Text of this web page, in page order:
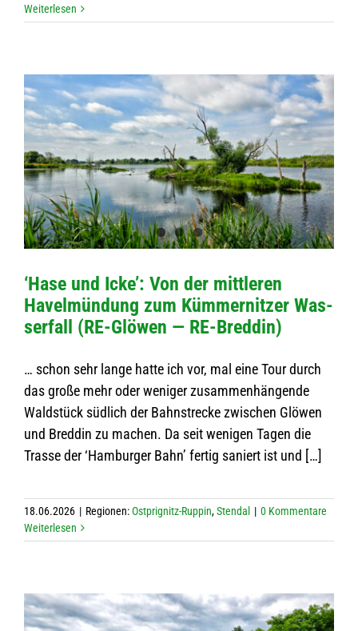
Wei­ter­le­sen
‘Hase und Icke’: Von der mitt­le­ren
Havel­mün­dung zum Küm­mer­nit­zer Was­
ser­fall (RE-Glö­­wen — RE-Breddin)
… schon sehr lange hatte ich vor, mal eine Tour durch
das große mehr oder weni­ger zusam­men­hän­gende
Wald­stück süd­lich der Bahn­stre­cke zwi­schen Glö­wen
und Bred­din zu machen. Da seit weni­gen Tagen die
Trasse der ‘Ham­bur­ger Bahn’ fer­tig saniert ist und […]
18.06.2026 | Regio­nen:Ostp­ri­g­nitz-Rup­pin,Stendal | 0 Kom­men­tare
Wei­ter­le­sen